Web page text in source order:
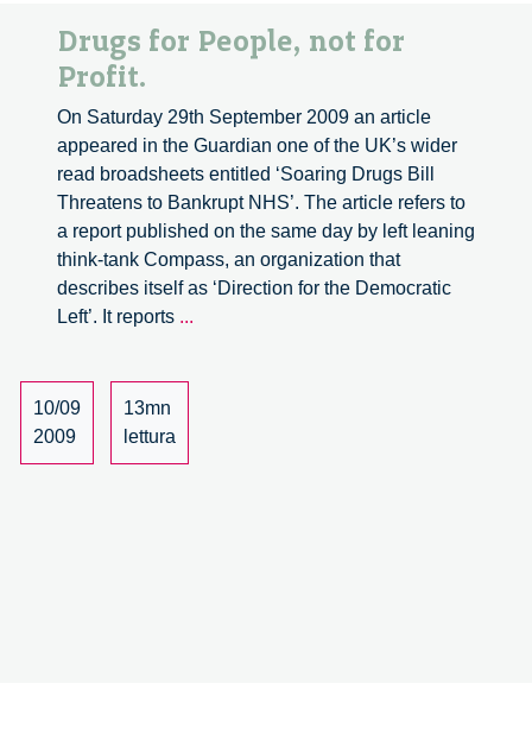
Drugs for People, not for
Profit.
On Saturday 29th September 2009 an article
appeared in the Guardian one of the UK’s wider
read broadsheets entitled ‘Soaring Drugs Bill
Threatens to Bankrupt NHS’. The article refers to
a report published on the same day by left leaning
think-tank Compass, an organization that
describes itself as ‘Direction for the Democratic
Left’. It reports ...
10/09
2009
13mn
lettura